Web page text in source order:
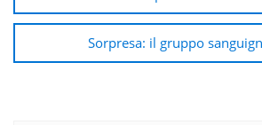
Sorpresa: il gruppo